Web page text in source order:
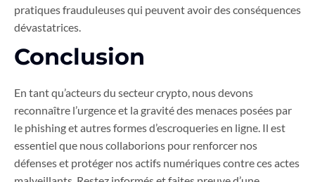
pratiques frauduleuses qui peuvent avoir des conséquences
dévastatrices.
Conclusion
En tant qu’acteurs du secteur crypto, nous devons
reconnaître l’urgence et la gravité des menaces posées par
le phishing et autres formes d’escroqueries en ligne. Il est
essentiel que nous collaborions pour renforcer nos
défenses et protéger nos actifs numériques contre ces actes